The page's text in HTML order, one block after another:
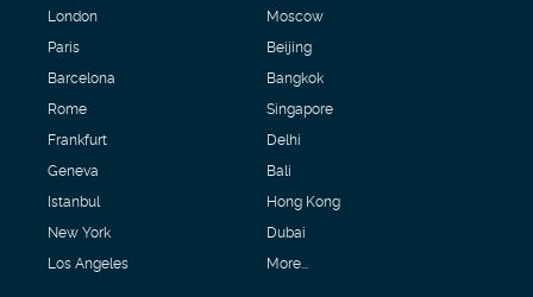
London
Paris
Barcelona
Rome
Frankfurt
Geneva
Istanbul
New York
Los Angeles
Moscow
Beijing
Bangkok
Singapore
Delhi
Bali
Hong Kong
Dubai
More...